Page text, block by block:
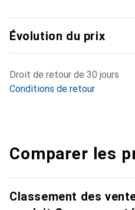
Évolution du prix
Droit de retour de 30 jours
Conditions de retour
Comparer les
Classement des